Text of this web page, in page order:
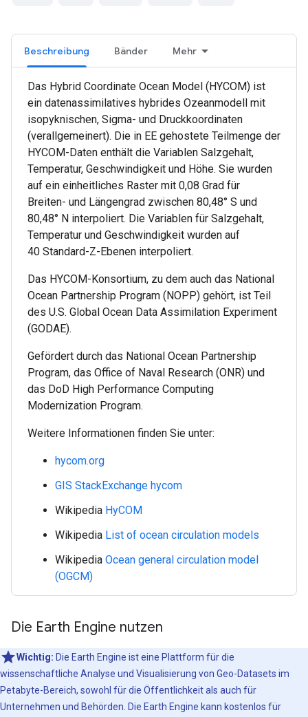
Beschreibung Bänder Mehr
Das Hybrid Coordinate Ocean Model (HYCOM) ist
ein datenassimilatives hybrides Ozeanmodell mit
isopyknischen, Sigma- und Druckkoordinaten
(verallgemeinert). Die in EE gehostete Teilmenge der
HYCOM-Daten enthält die Variablen Salzgehalt,
Temperatur, Geschwindigkeit und Höhe. Sie wurden
auf ein einheitliches Raster mit 0,08 Grad für
Breiten- und Längengrad zwischen 80,48° S und
80,48° N interpoliert. Die Variablen für Salzgehalt,
Temperatur und Geschwindigkeit wurden auf
40 Standard-Z-Ebenen interpoliert.
Das HYCOM-Konsortium, zu dem auch das National
Ocean Partnership Program (NOPP) gehört, ist Teil
des U.S. Global Ocean Data Assimilation Experiment
(GODAE).
Gefördert durch das National Ocean Partnership
Program, das Office of Naval Research (ONR) und
das DoD High Performance Computing
Modernization Program.
Weitere Informationen finden Sie unter:
hycom.org
GIS StackExchange hycom
Wikipedia HyCOM
Wikipedia List of ocean circulation models
Wikipedia Ocean general circulation model
(OGCM)
Die Earth Engine nutzen
Wichtig: Die Earth Engine ist eine Plattform für die
wissenschaftliche Analyse und Visualisierung von Geo-Datasets im
Petabyte-Bereich, sowohl für die Öffentlichkeit als auch für
Unternehmen und Behörden. Die Earth Engine kann kostenlos für